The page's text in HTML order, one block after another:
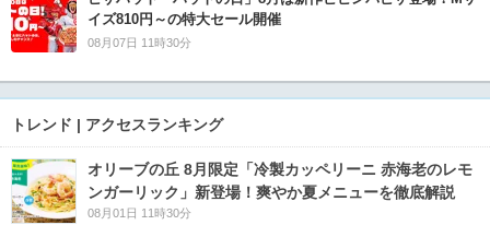
イズ810円～の特大セール開催
08月07日 11時30分
トレンド | アクセスランキング
オリーブの丘 8月限定「冷製カッペリーニ 赤海老のレモ
ンガーリック」新登場！爽やか夏メニューを徹底解説
08月01日 11時30分